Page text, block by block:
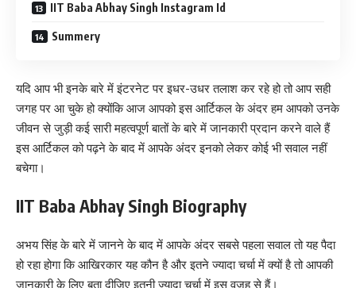
IIT Baba Abhay Singh Instagram Id
Summery
यदि आप भी इनके बारे में इंटरनेट पर इधर-उधर तलाश कर रहे हो तो आप सही
जगह पर आ चुके हो क्योंकि आज आपको इस आर्टिकल के अंदर हम आपको उनके
जीवन से जुड़ी कई सारी महत्वपूर्ण बातों के बारे में जानकारी प्रदान करने वाले हैं
इस आर्टिकल को पढ़ने के बाद में आपके अंदर इनको लेकर कोई भी सवाल नहीं
बचेगा।
IIT Baba Abhay Singh Biography
अभय सिंह के बारे में जानने के बाद में आपके अंदर सबसे पहला सवाल तो यह पैदा
हो रहा होगा कि आखिरकार यह कौन है और इतने ज्यादा चर्चा में क्यों है तो आपकी
जानकारी के लिए बता दीजिए इतनी ज्यादा चर्चा में इस वजह से हैं।